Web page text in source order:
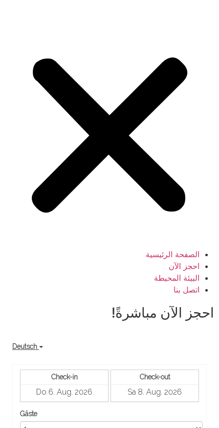
الصفحة الرئيسية
احجز الآن
البيئة المحيطة
اتصل بنا
احجز الآن مباشرةً!